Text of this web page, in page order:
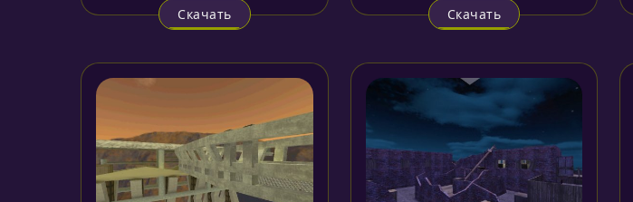
Скачать Скачать